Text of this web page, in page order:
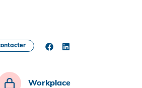
Workplace